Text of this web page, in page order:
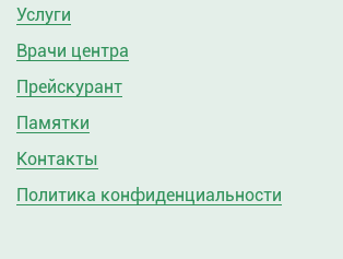
Услуги
Врачи центра
Прейскурант
Памятки
Контакты
Политика конфиденциальности